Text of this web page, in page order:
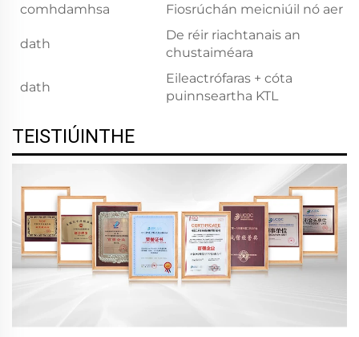
comhdamhsa
Fiosrúchán meicniúil nó aer
dath
De réir riachtanais an
chustaiméara
dath
Eileactrófaras + cóta
puinnseartha KTL
TEISTIÚINTHE